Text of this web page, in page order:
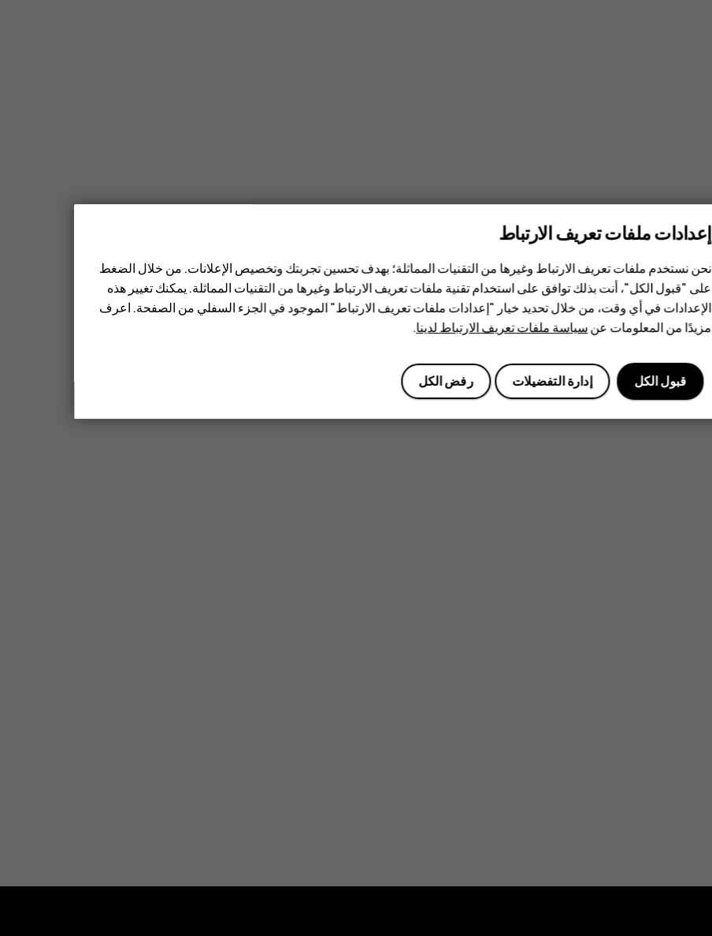
إعدادات ملفات تعريف الارتباط
نحن نستخدم ملفات تعريف الارتباط وغيرها من التقنيات المماثلة؛ بهدف تحسين تجربتك وتخصيص الإعلانات. من خلال الضغط
على "قبول الكل"، أنت بذلك توافق على استخدام تقنية ملفات تعريف الارتباط وغيرها من التقنيات المماثلة. يمكنك تغيير هذه
الإعدادات في أي وقت، من خلال تحديد خيار "إعدادات ملفات تعريف الارتباط" الموجود في الجزء السفلي من الصفحة. اعرف
مزيدًا من المعلومات عنسياسة ملفات تعريف الارتباط لدينا.
رفض الكل إدارة التفضيلات قبول الكل